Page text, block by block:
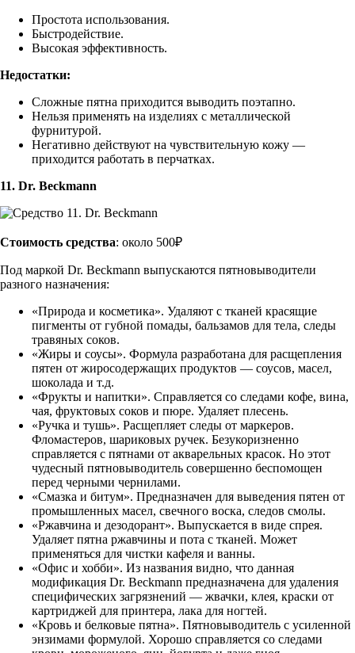
Простота использования.
Быстродействие.
Высокая эффективность.
Недостатки:
Сложные пятна приходится выводить поэтапно.
Нельзя применять на изделиях с металлической
фурнитурой.
Негативно действуют на чувствительную кожу —
приходится работать в перчатках.
11. Dr. Beckmann
Стоимость средства: около 500₽
Под маркой Dr. Beckmann выпускаются пятновыводители
разного назначения:
«Природа и косметика». Удаляют с тканей красящие
пигменты от губной помады, бальзамов для тела, следы
травяных соков.
«Жиры и соусы». Формула разработана для расщепления
пятен от жиросодержащих продуктов — соусов, масел,
шоколада и т.д.
«Фрукты и напитки». Справляется со следами кофе, вина,
чая, фруктовых соков и пюре. Удаляет плесень.
«Ручка и тушь». Расщепляет следы от маркеров.
Фломастеров, шариковых ручек. Безукоризненно
справляется с пятнами от акварельных красок. Но этот
чудесный пятновыводитель совершенно беспомощен
перед черными чернилами.
«Смазка и битум». Предназначен для выведения пятен от
промышленных масел, свечного воска, следов смолы.
«Ржавчина и дезодорант». Выпускается в виде спрея.
Удаляет пятна ржавчины и пота с тканей. Может
применяться для чистки кафеля и ванны.
«Офис и хобби». Из названия видно, что данная
модификация Dr. Beckmann предназначена для удаления
специфических загрязнений — жвачки, клея, краски от
картриджей для принтера, лака для ногтей.
«Кровь и белковые пятна». Пятновыводитель с усиленной
энзимами формулой. Хорошо справляется со следами